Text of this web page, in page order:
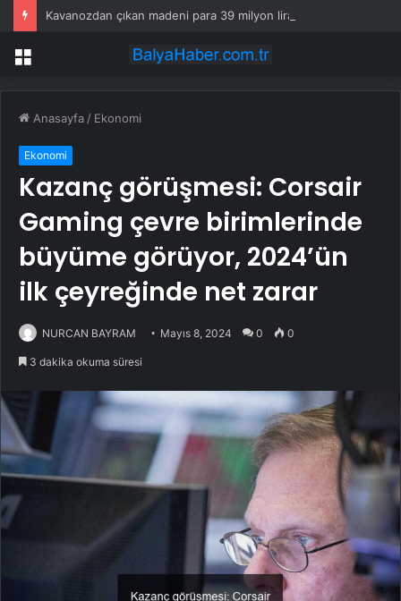
Kavanozdan çıkan madeni para 39 milyon lira kazandırdı
Menü
Anasayfa / Ekonomi
Ekonomi
Kazanç görüşmesi: Corsair
Gaming çevre birimlerinde
büyüme görüyor, 2024’ün
ilk çeyreğinde net zarar
NURCAN BAYRAM Mayıs 8, 2024 0 0
3 dakika okuma süresi